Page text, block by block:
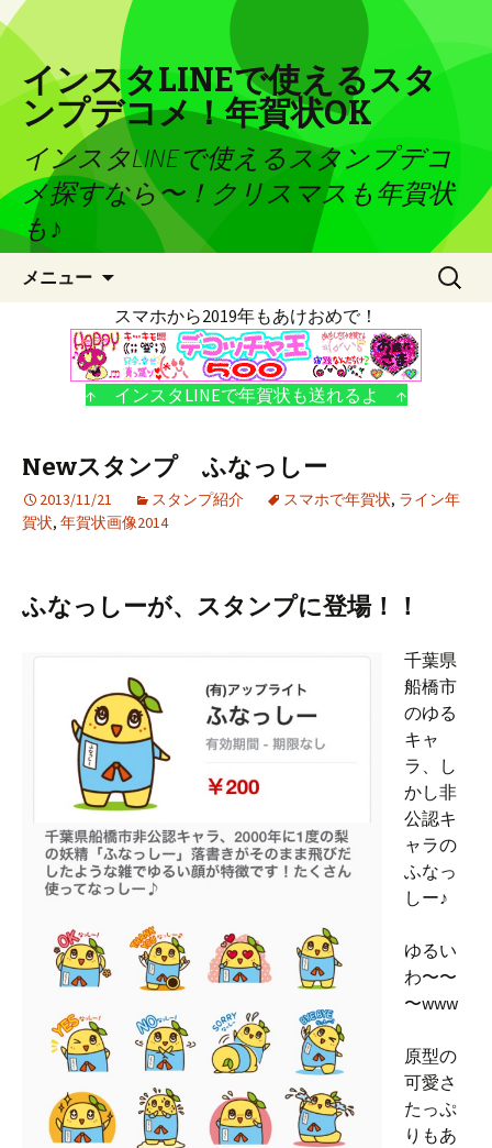
インスタLINEで使えるスタ
ンプデコメ！年賀状OK
インスタLINEで使えるスタンプデコ
メ探すなら〜！クリスマスも年賀状
も♪
メニュー
検
スマホから2019年もあけおめで！
↑ インスタLINEで年賀状も送れるよ ↑
Newスタンプ ふなっしー
2013/11/21 スタンプ紹介 スマホで年賀状, ライン年
賀状, 年賀状画像2014
ふなっしーが、スタンプに登場！！
千葉県
船橋市
のゆる
キャ
ラ、し
かし非
公認キ
ャラの
ふなっ
しー♪
ゆるい
わ〜〜
〜www
原型の
可愛さ
たっぷ
りもあ